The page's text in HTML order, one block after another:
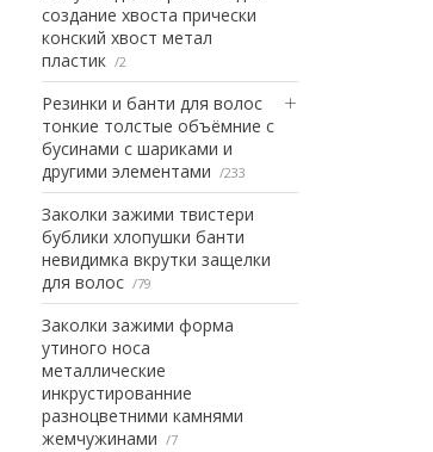
создание хвоста прически
конский хвост метал
пластик
2
Резинки и банти для волос
тонкие толстые объёмние с
бусинами с шариками и
другими элементами
233
Заколки зажими твистери
бублики хлопушки банти
невидимка вкрутки защелки
для волос
79
Заколки зажими форма
утиного носа
металлические
инкрустированние
разноцветними камнями
жемчужинами
7